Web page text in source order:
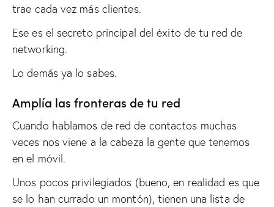
trae cada vez más clientes.
Ese es el secreto principal del éxito de tu red de
networking.
Lo demás ya lo sabes.
Amplía las fronteras de tu red
Cuando hablamos de red de contactos muchas
veces nos viene a la cabeza la gente que tenemos
en el móvil.
Unos pocos privilegiados (bueno, en realidad es que
se lo han currado un montón), tienen una lista de